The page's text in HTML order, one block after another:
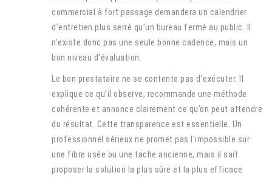
commercial à fort passage demandera un calendrier
d’entretien plus serré qu’un bureau fermé au public. Il
n’existe donc pas une seule bonne cadence, mais un
bon niveau d’évaluation.
Le bon prestataire ne se contente pas d’exécuter. Il
explique ce qu’il observe, recommande une méthode
cohérente et annonce clairement ce qu’on peut attendre
du résultat. Cette transparence est essentielle. Un
professionnel sérieux ne promet pas l’impossible sur
une fibre usée ou une tache ancienne, mais il sait
proposer la solution la plus sûre et la plus efficace